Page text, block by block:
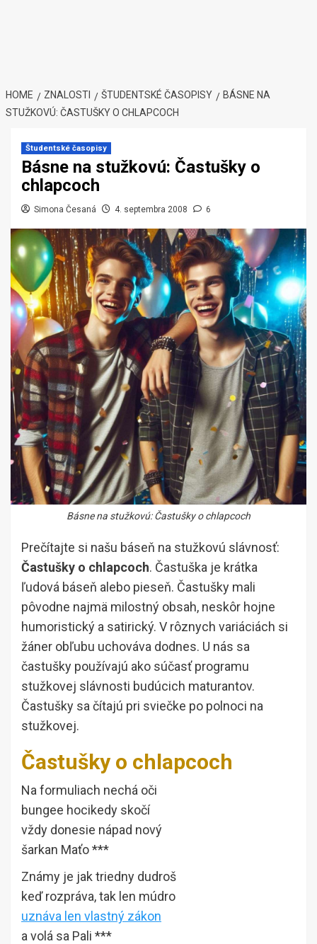
HOME ZNALOSTI ŠTUDENTSKÉ ČASOPISY
BÁSNE NA
STUŽKOVÚ: ČASTUŠKY O CHLAPCOCH
Študentské časopisy
Básne na stužkovú: Častušky o
chlapcoch
Simona Česaná 4. septembra 2008 6
Básne na stužkovú: Častušky o chlapcoch
Prečítajte si našu báseň na stužkovú slávnosť:
Častušky o chlapcoch. Častuška je krátka
ľudová báseň alebo pieseň. Častušky mali
pôvodne najmä milostný obsah, neskôr hojne
humoristický a satirický. V rôznych variáciách si
žáner obľubu uchováva dodnes. U nás sa
častušky používajú ako súčasť programu
stužkovej slávnosti budúcich maturantov.
Častušky sa čítajú pri sviečke po polnoci na
stužkovej.
Častušky o chlapcoch
Na formuliach nechá oči
bungee hocikedy skočí
vždy donesie nápad nový
šarkan Maťo ***
Známy je jak triedny dudroš
keď rozpráva, tak len múdro
uznáva len vlastný zákon
a volá sa Pali ***